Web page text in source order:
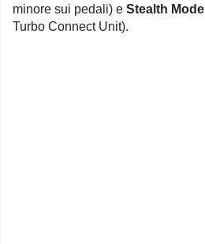
minore sui pedali) e Stealth Mode
Turbo Connect Unit).